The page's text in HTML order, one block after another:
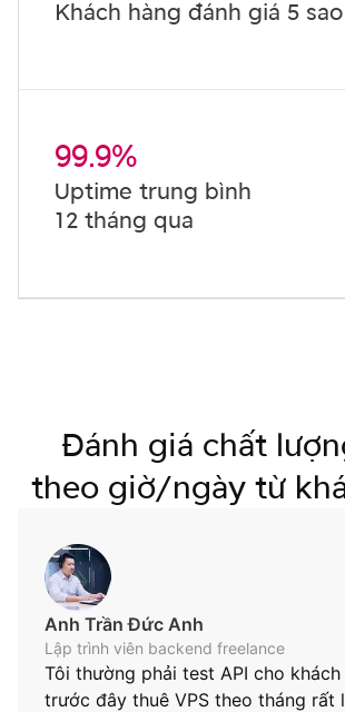
Khách hàng đánh giá 5 sao
99.9%
Uptime trung bình
12 tháng qua
Đánh giá chất
theo giờ/ngày từ
Anh Trần Đức Anh
Lập trình viên backend freelance
Tôi thường phải test API cho
trước đây thuê VPS theo tháng rất